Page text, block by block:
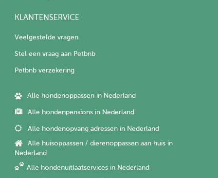
KLANTENSERVICE
Veelgestelde vragen
Stel een vraag aan Petbnb
Petbnb verzekering
Alle hondenoppassen in Nederland
Alle hondenpensions in Nederland
Alle hondenopvang adressen in Nederland
Alle huisoppassen / dierenoppassen aan huis in
Nederland
Alle hondenuitlaatservices in Nederland